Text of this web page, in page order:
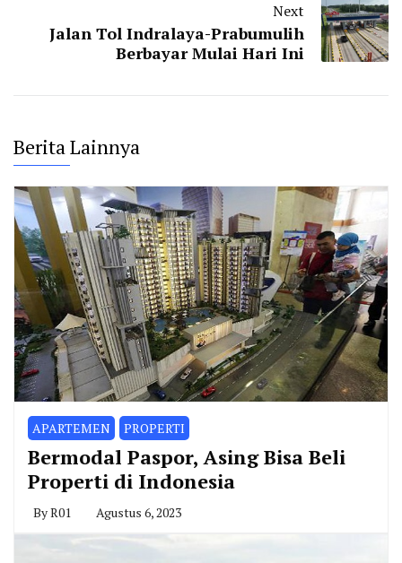
Next
Jalan Tol Indralaya-Prabumulih
Berbayar Mulai Hari Ini
Berita Lainnya
APARTEMEN PROPERTI
Bermodal Paspor, Asing Bisa Beli
Properti di Indonesia
ByR01 Agustus 6, 2023